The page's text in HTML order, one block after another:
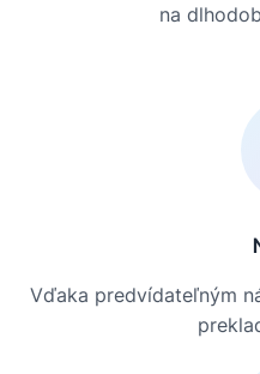
na
Vďaka predvídateľným